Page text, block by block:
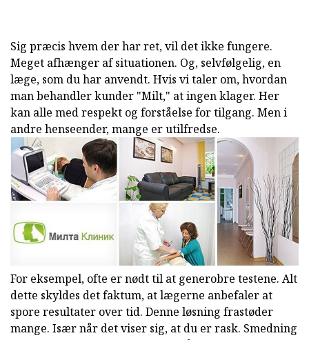
Sig præcis hvem der har ret, vil det ikke fungere.
Meget afhænger af situationen. Og, selvfølgelig, en
læge, som du har anvendt. Hvis vi taler om, hvordan
man behandler kunder "Milt," at ingen klager. Her
kan alle med respekt og forståelse for tilgang. Men i
andre henseender, mange er utilfredse.
For eksempel, ofte er nødt til at generobre testene. Alt
dette skyldes det faktum, at lægerne anbefaler at
spore resultater over tid. Denne løsning frastøder
mange. Især når det viser sig, at du er rask. Smedning